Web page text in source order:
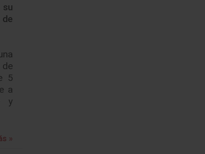
5
a
y
»